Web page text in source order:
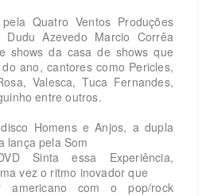
Quatro Ventos Produções
Azevedo Marcio Corrêa
shows da casa de shows que
ano, cantores como Pericles,
Valesca, Tuca Fernandes,
entre outros.
Homens e Anjos, a dupla
lança pela Som
Sinta essa Experiência,
vez o ritmo inovador que
americano com o pop/rock